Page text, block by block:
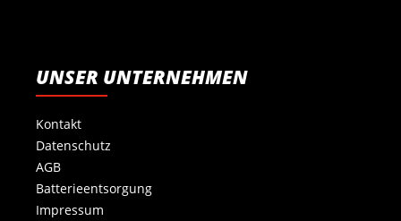
UNSER UNTERNEHMEN
Kontakt
Datenschutz
AGB
Batterieentsorgung
Impressum